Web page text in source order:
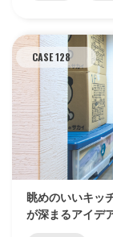
CASE 128
眺めのいいキッ
が深まるアイデ